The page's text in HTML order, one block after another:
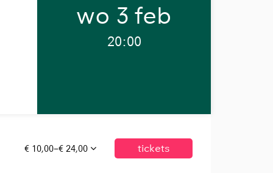
wo 3 feb
20:00
€ 10,00–€ 24,00 tickets